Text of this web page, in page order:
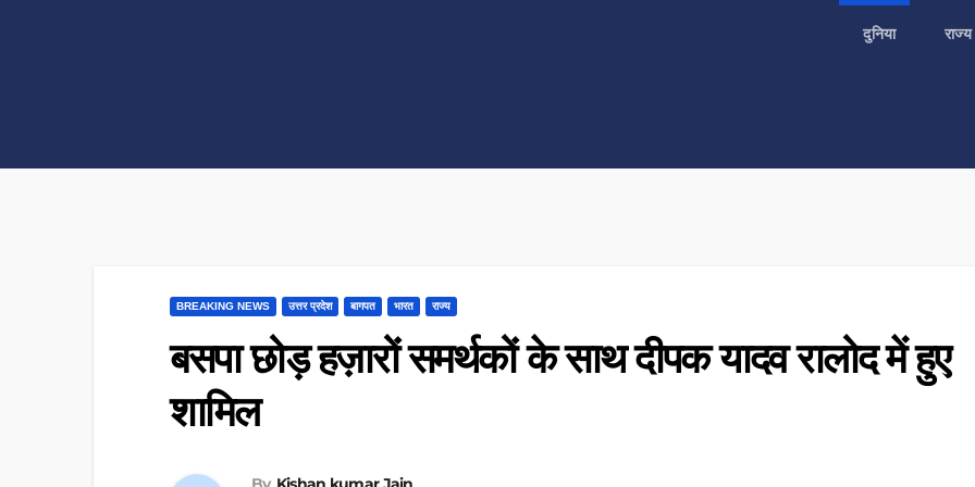
दुनिया राज्य
BREAKING NEWS उत्तर प्रदेश बागपत भारत राज्य
बसपा छोड़ हज़ारों समर्थकों के साथ दीपक यादव रालोद में हुए
शामिल